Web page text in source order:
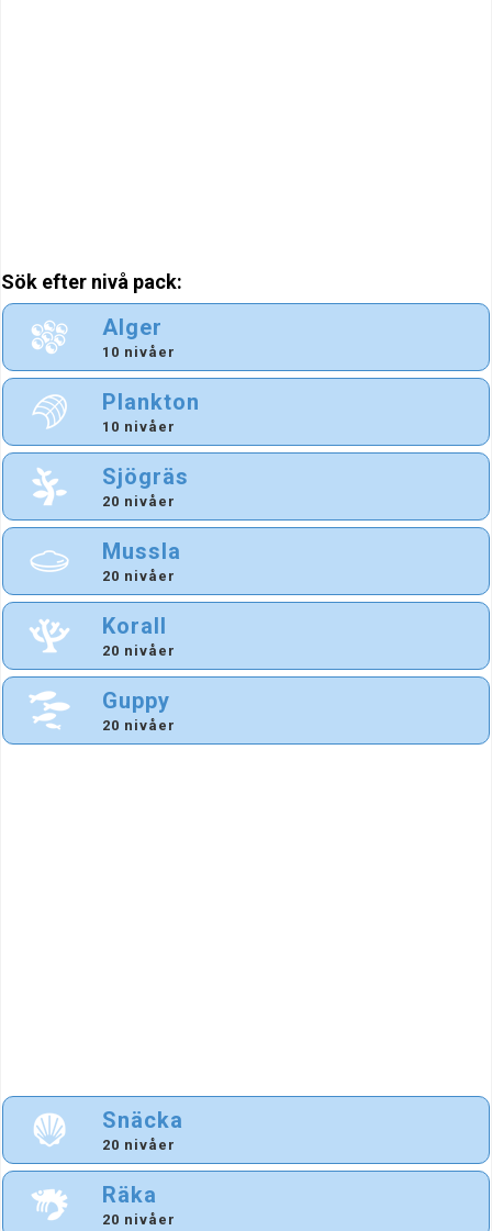
Sök efter nivå pack:
Alger
10 nivåer
Plankton
10 nivåer
Sjögräs
20 nivåer
Mussla
20 nivåer
Korall
20 nivåer
Guppy
20 nivåer
Snäcka
20 nivåer
Räka
20 nivåer